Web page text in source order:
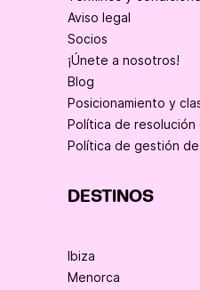
Aviso legal
Socios
¡Únete a nosotros!
Blog
Posicionamiento y
Política de
Política de gestión
DESTINOS
Ibiza
Menorca